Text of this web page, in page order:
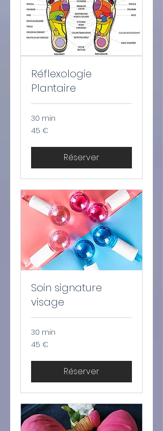
Réflexologie
Plantaire
30 min
45
euros
45 €
Réserver
Soin signature
visage
30 min
45
euros
45 €
Réserver